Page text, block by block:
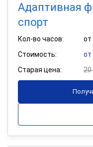
Адаптивная
спорт
Кол-во часов:
от
Стоимость:
от
Старая цена:
20